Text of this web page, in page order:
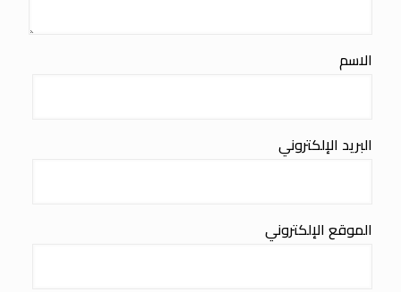
الاسم
البريد الإلكتروني
الموقع الإلكتروني